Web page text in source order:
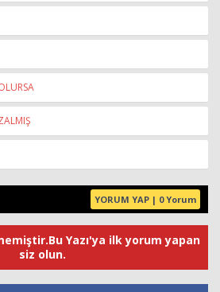
YORUM YAP | 0 Yorum
Yazı'ya ilk yorum yapan
siz olun.